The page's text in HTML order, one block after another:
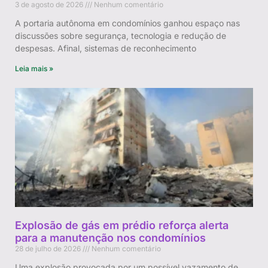
3 de agosto de 2026 Nenhum comentário
A portaria autônoma em condomínios ganhou espaço nas
discussões sobre segurança, tecnologia e redução de
despesas. Afinal, sistemas de reconhecimento
Leia mais »
Explosão de gás em prédio reforça alerta
para a manutenção nos condomínios
28 de julho de 2026 Nenhum comentário